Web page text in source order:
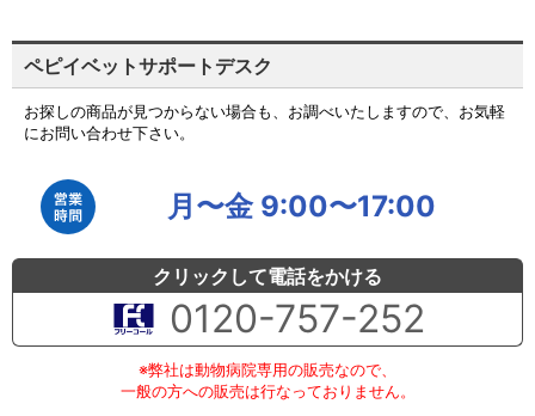
ペピイベットサポートデスク
お探しの商品が見つからない場合も、お調べいたしますので、お気軽
にお問い合わせ下さい。
月〜金 9:00〜17:00
クリックして電話をかける
0120-757-252
※弊社は動物病院専用の販売なので、
一般の方への販売は行なっておりません。